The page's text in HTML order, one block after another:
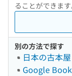
ることができます
別の方法で探す
日本の古本屋
Google